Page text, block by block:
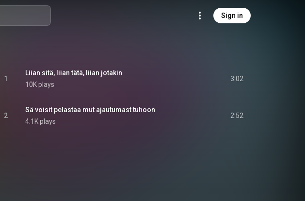
Sign in
1
Liian sitä, liian tätä, liian jotakin
10K plays
3:02
2
Sä voisit pelastaa mut ajautumast tuhoon
4.1K plays
2:52